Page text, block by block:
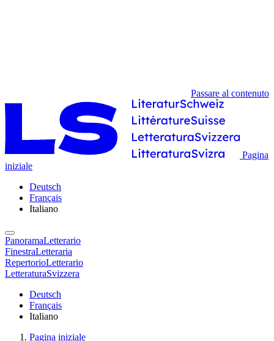
Passare al contenuto
Pagina
iniziale
Deutsch
Français
Italiano
PanoramaLetterario
FinestraLetteraria
RepertorioLetterario
LetteraturaSvizzera
Deutsch
Français
Italiano
Pagina iniziale